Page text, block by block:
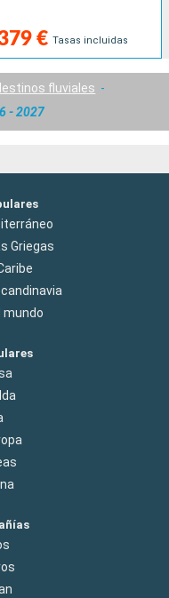
€ Tasas incluidas
fluviales
- 2027
Griegas
mundo